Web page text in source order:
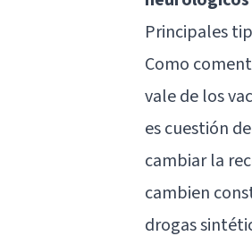
Principales
Como
vale de los
es cuestión
cambiar la
cambien
drogas